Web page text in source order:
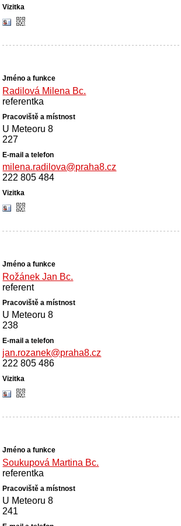
Radilová Milena Bc.
referentka
U Meteoru 8
227
milena.radilova@praha8.cz
222 805 484
Rožánek Jan Bc.
referent
U Meteoru 8
238
jan.rozanek@praha8.cz
222 805 486
Soukupová Martina Bc.
referentka
U Meteoru 8
241